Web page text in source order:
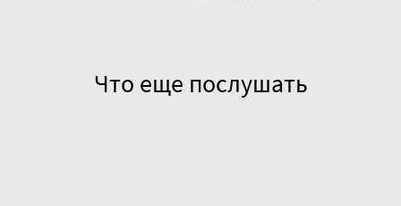
Что еще послушать